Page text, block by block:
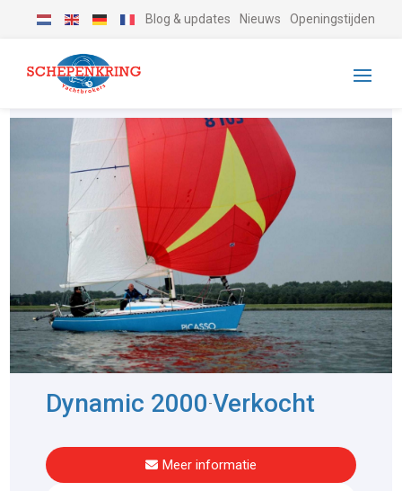
Blog & updates Nieuws Openingstijden
Dynamic 2000-Verkocht
Meer informatie